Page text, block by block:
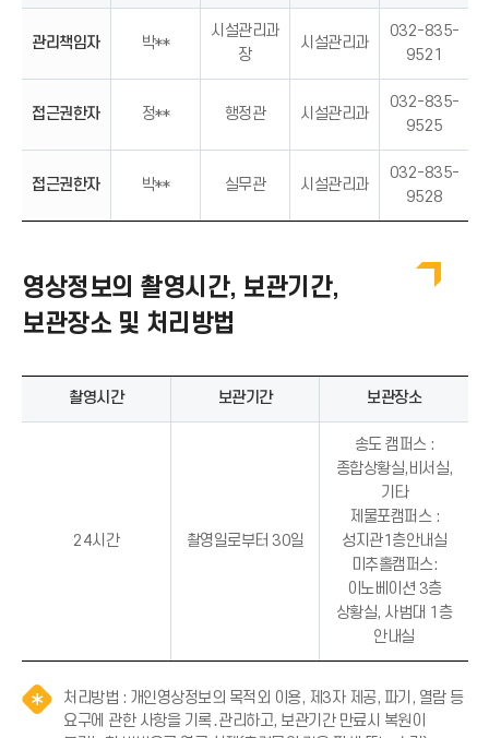
관리책임자 박**
시설관리과
장
시설관리과
032-835-
9521
접근권한자 정** 행정관 시설관리과
032-835-
9525
접근권한자 박** 실무관 시설관리과
032-835-
9528
영상정보의 촬영시간, 보관기간,
보관장소 및 처리방법
촬영시간 보관기간 보관장소
24시간 촬영일로부터 30일
송도 캠퍼스 :
종합상황실,비서실,
기타
제물포캠퍼스 :
성지관1층안내실
미추홀캠퍼스:
이노베이션 3층
상황실, 사범대 1층
안내실
처리방법 : 개인영상정보의 목적외 이용, 제3자 제공, 파기, 열람 등
요구에 관한 사항을 기록․관리하고, 보관기간 만료시 복원이